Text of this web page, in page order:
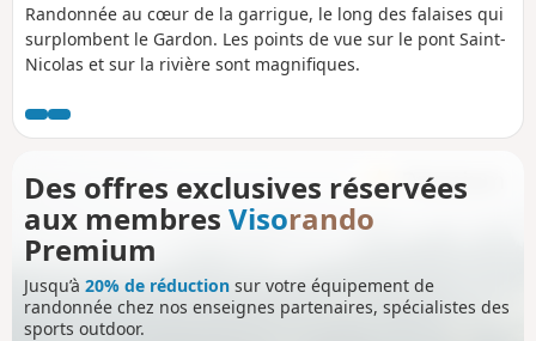
Randonnée au cœur de la garrigue, le long des falaises qui
surplombent le Gardon. Les points de vue sur le pont Saint-
Nicolas et sur la rivière sont magnifiques.
Des offres exclusives réservées
aux membres Visorando
Premium
Jusqu’à 20% de réduction sur votre équipement de
randonnée chez nos enseignes partenaires, spécialistes des
sports outdoor.